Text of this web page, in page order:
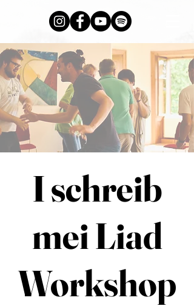
I schreib
mei Liad
Workshop